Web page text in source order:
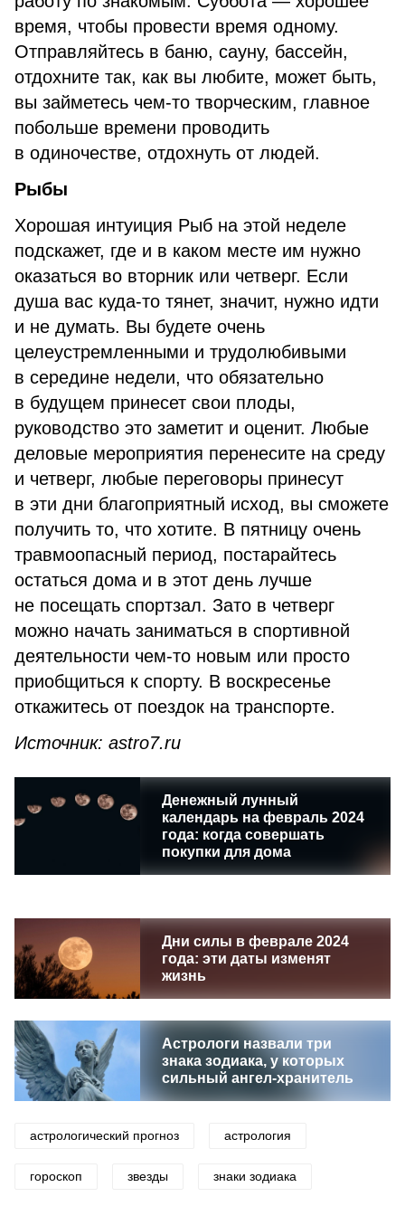
время, чтобы провести время одному.
Отправляйтесь в баню, сауну, бассейн,
отдохните так, как вы любите, может быть,
вы займетесь чем-то творческим, главное
побольше времени проводить
в одиночестве, отдохнуть от людей.
Рыбы
Хорошая интуиция Рыб на этой неделе
подскажет, где и в каком месте им нужно
оказаться во вторник или четверг. Если
душа вас куда-то тянет, значит, нужно идти
и не думать. Вы будете очень
целеустремленными и трудолюбивыми
в середине недели, что обязательно
в будущем принесет свои плоды,
руководство это заметит и оценит. Любые
деловые мероприятия перенесите на среду
и четверг, любые переговоры принесут
в эти дни благоприятный исход, вы сможете
получить то, что хотите. В пятницу очень
травмоопасный период, постарайтесь
остаться дома и в этот день лучше
не посещать спортзал. Зато в четверг
можно начать заниматься в спортивной
деятельности чем-то новым или просто
приобщиться к спорту. В воскресенье
откажитесь от поездок на транспорте.
Источник: astro7.ru
Денежный лунный
календарь на февраль 2024
года: когда совершать
покупки для дома
Дни силы в феврале 2024
года: эти даты изменят
жизнь
Астрологи назвали три
знака зодиака, у которых
сильный ангел-хранитель
астрологический прогноз астрология
гороскоп звезды знаки зодиака